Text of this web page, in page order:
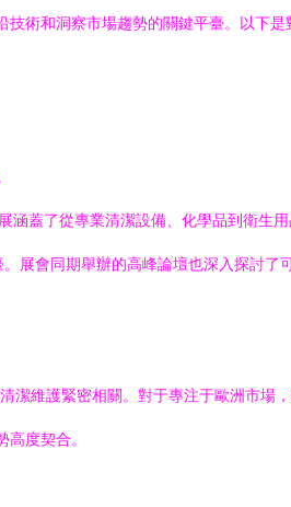
和洞察市場趨勢的關鍵平臺。以下是
涵蓋了從專業清潔設備、化學品到衛生
會同期舉辦的高峰論壇也深入探討了
潔維護緊密相關。對于專注于歐洲市
度契合。